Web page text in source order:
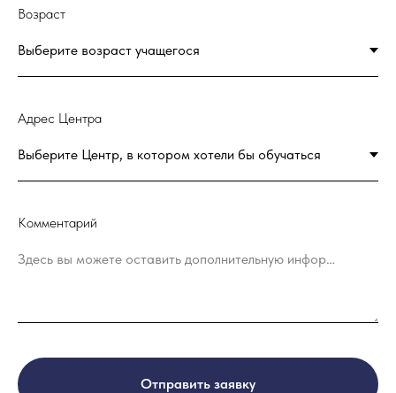
Возраст
Адрес Центра
Комментарий
Здесь вы можете оставить дополнительную информацию
Отправить заявку